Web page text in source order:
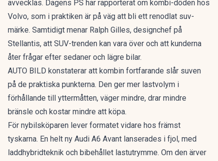
avvecklas. Dagens PS har rapporterat om kombi-döden hos
Volvo, som i praktiken är på väg att bli ett renodlat suv-
märke. Samtidigt menar Ralph Gilles, designchef på
Stellantis, att SUV-trenden kan vara över och att kunderna
åter frågar efter sedaner och lägre bilar.
AUTO BILD konstaterar att kombin fortfarande slår suven
på de praktiska punkterna. Den ger mer lastvolym i
förhållande till yttermåtten, väger mindre, drar mindre
bränsle och kostar mindre att köpa.
För nybilsköparen lever formatet vidare hos främst
tyskarna. En helt ny Audi A6 Avant lanserades i fjol, med
laddhybridteknik och bibehållet lastutrymme. Om den ärver